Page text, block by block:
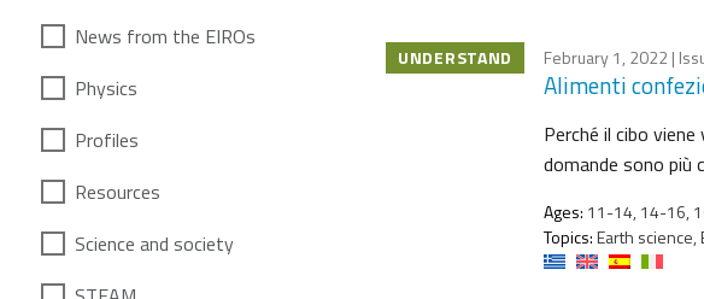
News from the EIROs
Physics
Profiles
Resources
Science and society
UNDERSTAND February 1, 2022|
Alimenti
Perché il cibo
domande sono più
Ages: 11-14, 14-16,
Topics:Earth science,